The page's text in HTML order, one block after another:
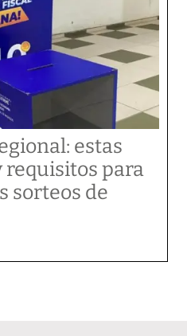
estas
requisitos para
sorteos de